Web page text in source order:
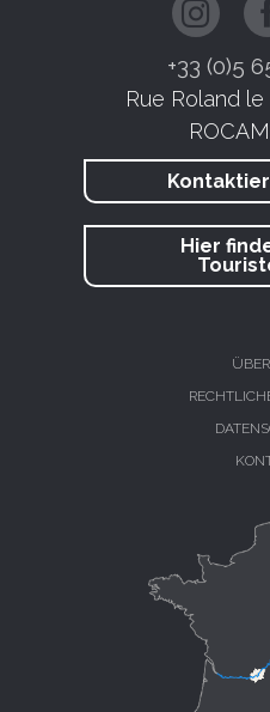
+33 (0)5
Rue Roland
Hier